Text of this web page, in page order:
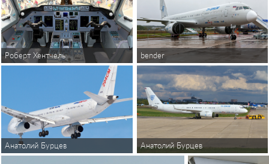
Роберт Хентчель bender
Анатолий Бурцев Анатолий Бурцев